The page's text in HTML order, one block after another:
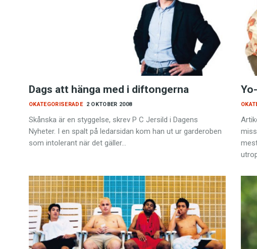
Bokrecensioner
Kviss
Podden
Anmäl till
Föreslå nyord
Prenumerera
Läs
Press
Dags att hänga med i diftongerna
2 OKTOBER 2008
OKATEGORISERADE
Skånska är en styggelse, skrev P C Jersild i Dagens
Nyheter. I en spalt på ledarsidan kom han ut ur garderoben
som intolerant när det gäller…